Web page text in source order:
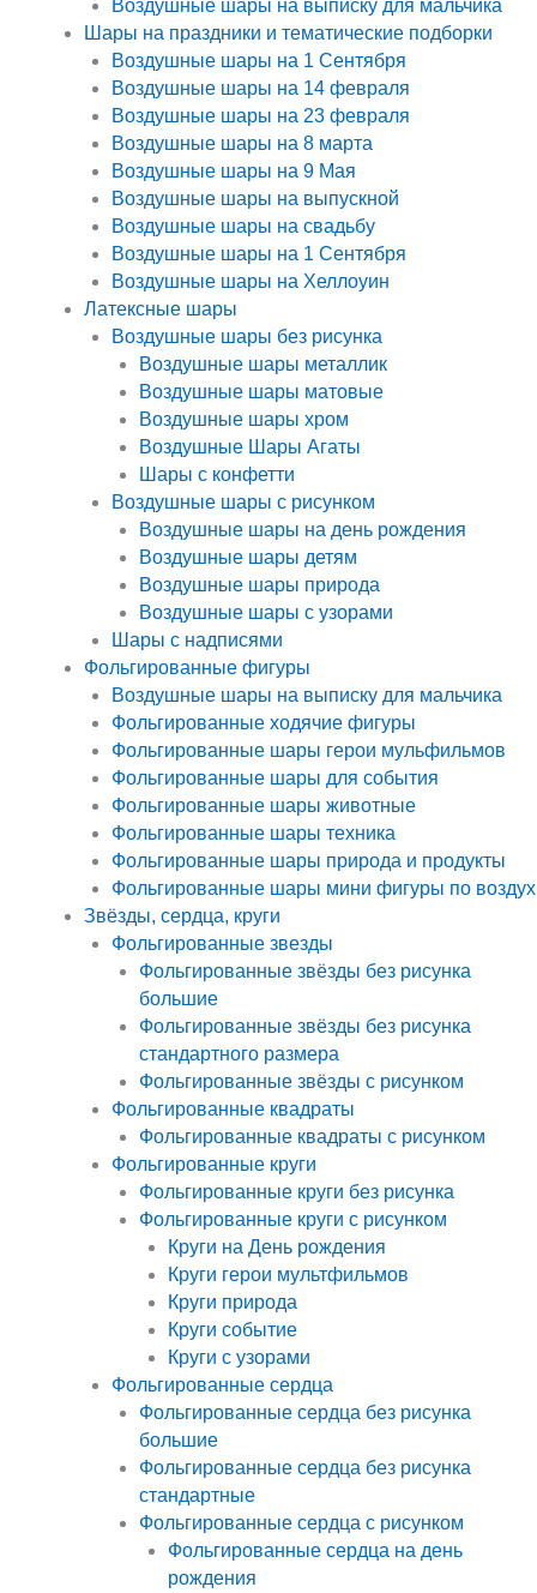
Воздушные шары на выписку для мальчика
Шары на праздники и тематические подборки
Воздушные шары на 1 Сентября
Воздушные шары на 14 февраля
Воздушные шары на 23 февраля
Воздушные шары на 8 марта
Воздушные шары на 9 Мая
Воздушные шары на выпускной
Воздушные шары на свадьбу
Воздушные шары на 1 Сентября
Воздушные шары на Хеллоуин
Латексные шары
Воздушные шары без рисунка
Воздушные шары металлик
Воздушные шары матовые
Воздушные шары хром
Воздушные Шары Агаты
Шары с конфетти
Воздушные шары с рисунком
Воздушные шары на день рождения
Воздушные шары детям
Воздушные шары природа
Воздушные шары с узорами
Шары с надписями
Фольгированные фигуры
Воздушные шары на выписку для мальчика
Фольгированные ходячие фигуры
Фольгированные шары герои мульфильмов
Фольгированные шары для события
Фольгированные шары животные
Фольгированные шары техника
Фольгированные шары природа и продукты
Фольгированные шары мини фигуры по воздух
Звёзды, сердца, круги
Фольгированные звезды
Фольгированные звёзды без рисунка
большие
Фольгированные звёзды без рисунка
стандартного размера
Фольгированные звёзды с рисунком
Фольгированные квадраты
Фольгированные квадраты с рисунком
Фольгированные круги
Фольгированные круги без рисунка
Фольгированные круги с рисунком
Круги на День рождения
Круги герои мультфильмов
Круги природа
Круги событие
Круги с узорами
Фольгированные сердца
Фольгированные сердца без рисунка
большие
Фольгированные сердца без рисунка
стандартные
Фольгированные сердца с рисунком
Фольгированные сердца на день
рождения